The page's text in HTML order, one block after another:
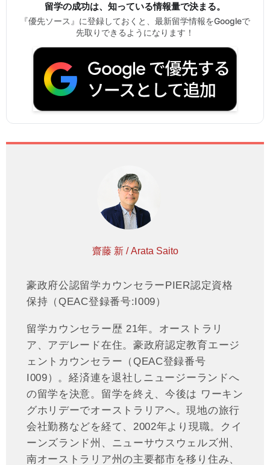
留学の成功は、知っている情報量で決まる。
『優先ソース』に登録しておくと、最新留学情報をGoogleで
先取りできるようになります！
齋藤 新 / Arata Saito
豪政府公認留学カウンセラーPIER認定資格
保持（QEAC登録番号:I009）
留学カウンセラー歴 21年。オーストラリ
ア、アデレード在住。豪政府認定教育エージ
ェントカウンセラー（QEAC登録番号
I009）。経済連を退社しニュージーランドへ
の留学を決意。留学を終え、今後は ワーキン
グホリデーでオーストラリアへ。現地の旅行
会社勤務などを経て、2002年より現職。クイ
ーンズランド州、ニューサウスウェルズ州、
南オーストラリア州の主要都市を移り住み、